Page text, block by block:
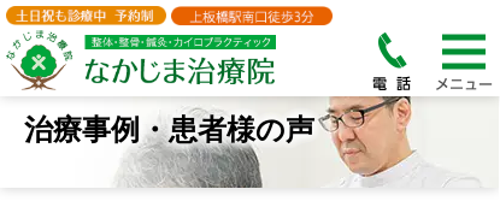
治療事例・患者様の声